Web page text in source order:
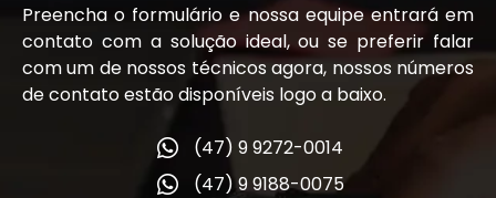
Preencha o formulário e nossa equipe entrará em
contato com a solução ideal, ou se preferir falar
com um de nossos técnicos agora, nossos números
de contato estão disponíveis logo a baixo.
(47) 9 9272-0014
(47) 9 9188-0075